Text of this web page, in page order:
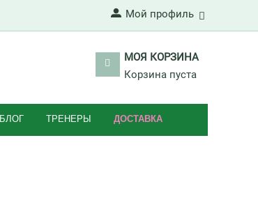
Мой профиль
МОЯ КОРЗИНА
Корзина пуста
БЛОГ ТРЕНЕРЫ ДОСТАВКА